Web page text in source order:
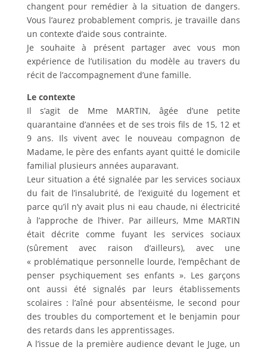
changent pour remédier à la situation de dangers.
Vous l’aurez probablement compris, je travaille dans
un contexte d’aide sous contrainte.
Je souhaite à présent partager avec vous mon
expérience de l’utilisation du modèle au travers du
récit de l’accompagnement d’une famille.
Le contexte
Il s’agit de Mme MARTIN, âgée d’une petite
quarantaine d’années et de ses trois fils de 15, 12 et
9 ans. Ils vivent avec le nouveau compagnon de
Madame, le père des enfants ayant quitté le domicile
familial plusieurs années auparavant.
Leur situation a été signalée par les services sociaux
du fait de l’insalubrité, de l’exiguïté du logement et
parce qu’il n’y avait plus ni eau chaude, ni électricité
à l’approche de l’hiver. Par ailleurs, Mme MARTIN
était décrite comme fuyant les services sociaux
(sûrement avec raison d’ailleurs), avec une
« problématique personnelle lourde, l’empêchant de
penser psychiquement ses enfants ». Les garçons
ont aussi été signalés par leurs établissements
scolaires : l’aîné pour absentéisme, le second pour
des troubles du comportement et le benjamin pour
des retards dans les apprentissages.
A l’issue de la première audience devant le Juge, un